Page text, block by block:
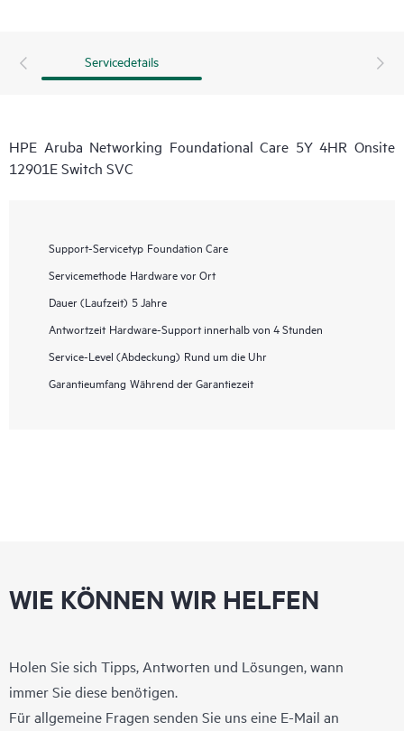
Servicedetails
HPE Aruba Networking Foundational Care 5Y 4HR Onsite
12901E Switch SVC
Support-Servicetyp Foundation Care
Servicemethode Hardware vor Ort
Dauer (Laufzeit) 5 Jahre
Antwortzeit Hardware-Support innerhalb von 4 Stunden
Service-Level (Abdeckung) Rund um die Uhr
Garantieumfang Während der Garantiezeit
WIE KÖNNEN WIR HELFEN
Holen Sie sich Tipps, Antworten und Lösungen, wann
immer Sie diese benötigen.
Für allgemeine Fragen senden Sie uns eine E-Mail an